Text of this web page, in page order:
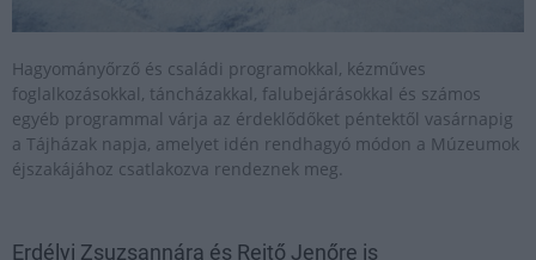
Hagyományőrző és családi programokkal, kézműves
foglalkozásokkal, táncházakkal, falubejárásokkal és számos
egyéb programmal várja az érdeklődőket péntektől vasárnapig
a Tájházak napja, amelyet idén rendhagyó módon a Múzeumok
éjszakájához csatlakozva rendeznek meg.
Erdélyi Zsuzsannára és Rejtő Jenőre is